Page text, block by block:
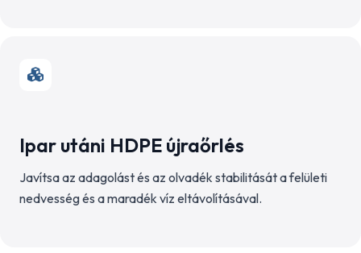
Ipar utáni HDPE újraőrlés
Javítsa az adagolást és az olvadék stabilitását a felületi
nedvesség és a maradék víz eltávolításával.